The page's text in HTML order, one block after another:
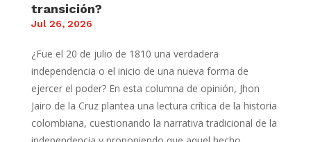
transición?
Jul 26, 2026
¿Fue el 20 de julio de 1810 una verdadera
independencia o el inicio de una nueva forma de
ejercer el poder? En esta columna de opinión, Jhon
Jairo de la Cruz plantea una lectura crítica de la historia
colombiana, cuestionando la narrativa tradicional de la